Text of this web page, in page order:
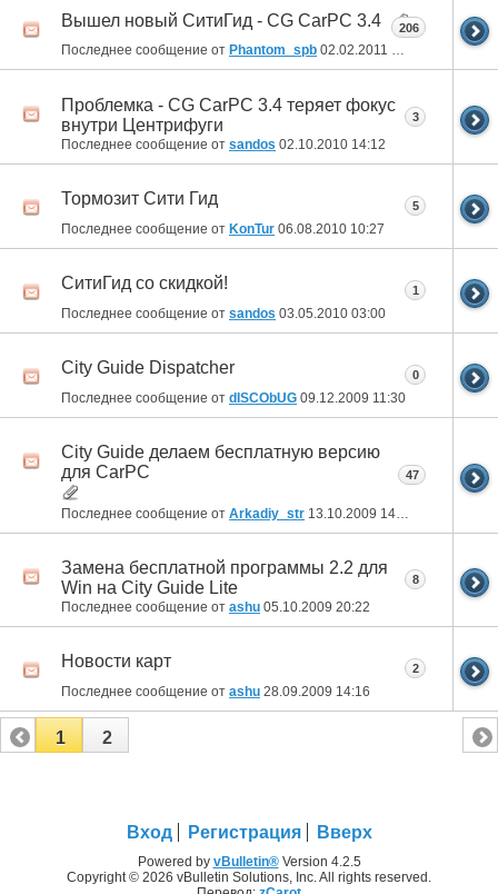
Вышел новый СитиГид - CG CarPC 3.4
Последнее сообщение от Phantom_spb 02.02.2011 16:58
206
Проблемка - CG CarPC 3.4 теряет фокус
внутри Центрифуги
Последнее сообщение от sandos 02.10.2010 14:12
3
Тормозит Сити Гид
Последнее сообщение от KonTur 06.08.2010 10:27
5
СитиГид со скидкой!
Последнее сообщение от sandos 03.05.2010 03:00
1
City Guide Dispatcher
Последнее сообщение от dISCObUG 09.12.2009 11:30
0
City Guide делаем бесплатную версию
для CarPC
Последнее сообщение от Arkadiy_str 13.10.2009 14:56
47
Замена бесплатной программы 2.2 для
Win на City Guide Lite
Последнее сообщение от ashu 05.10.2009 20:22
8
Новости карт
Последнее сообщение от ashu 28.09.2009 14:16
2
1 2
Вход Регистрация Вверх
Powered by vBulletin®Version 4.2.5
Copyright © 2026 vBulletin Solutions, Inc. All rights reserved.